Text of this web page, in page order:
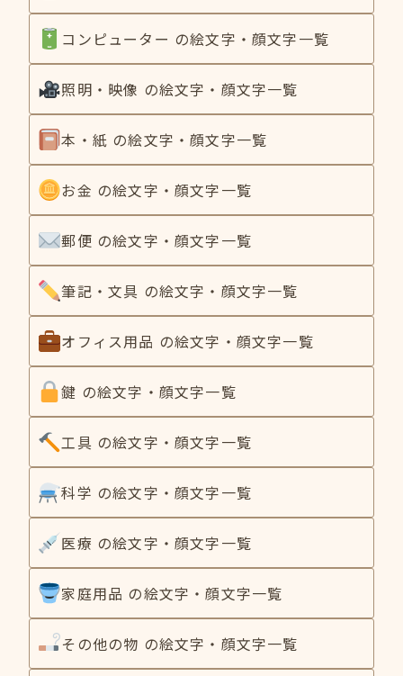
コンピューター の絵文字・顔文字一覧
照明・映像 の絵文字・顔文字一覧
本・紙 の絵文字・顔文字一覧
お金 の絵文字・顔文字一覧
郵便 の絵文字・顔文字一覧
筆記・文具 の絵文字・顔文字一覧
オフィス用品 の絵文字・顔文字一覧
鍵 の絵文字・顔文字一覧
工具 の絵文字・顔文字一覧
科学 の絵文字・顔文字一覧
医療 の絵文字・顔文字一覧
家庭用品 の絵文字・顔文字一覧
その他の物 の絵文字・顔文字一覧